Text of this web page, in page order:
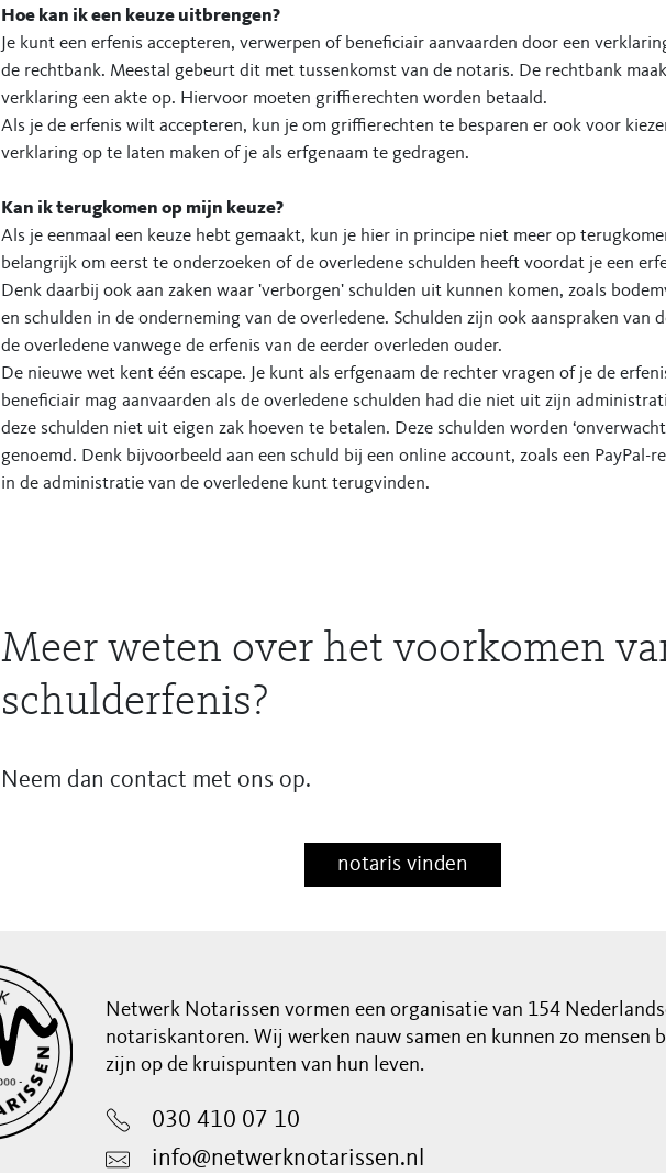
Hoe kan ik een keuze uitbrengen?
Je kunt een erfenis accepteren, verwerpen of beneficiair aanvaarden door een
de rechtbank. Meestal gebeurt dit met tussenkomst van de notaris. De rechtbank
verklaring een akte op. Hiervoor moeten griffierechten worden betaald.
Als je de erfenis wilt accepteren, kun je om griffierechten te besparen er ook voor
verklaring op te laten maken of je als erfgenaam te gedragen.
Kan ik terugkomen op mijn keuze?
Als je eenmaal een keuze hebt gemaakt, kun je hier in principe niet meer op
belangrijk om eerst te onderzoeken of de overledene schulden heeft voordat je een
Denk daarbij ook aan zaken waar 'verborgen' schulden uit kunnen komen, zoals
en schulden in de onderneming van de overledene. Schulden zijn ook aanspraken van
de overledene vanwege de erfenis van de eerder overleden ouder.
De nieuwe wet kent één escape. Je kunt als erfgenaam de rechter vragen of je de
beneficiair mag aanvaarden als de overledene schulden had die niet uit zijn
deze schulden niet uit eigen zak hoeven te betalen. Deze schulden worden
genoemd. Denk bijvoorbeeld aan een schuld bij een online account, zoals een PayPal-
in de administratie van de overledene kunt terugvinden.
Meer weten over het voorkomen
schulderfenis?
Neem dan contact met ons op.
notaris vinden
Netwerk Notarissen vormen een organisatie van 154
notariskantoren. Wij werken nauw samen en kunnen zo mensen
zijn op de kruispunten van hun leven.
030 410 07 10
info@netwerknotarissen.nl